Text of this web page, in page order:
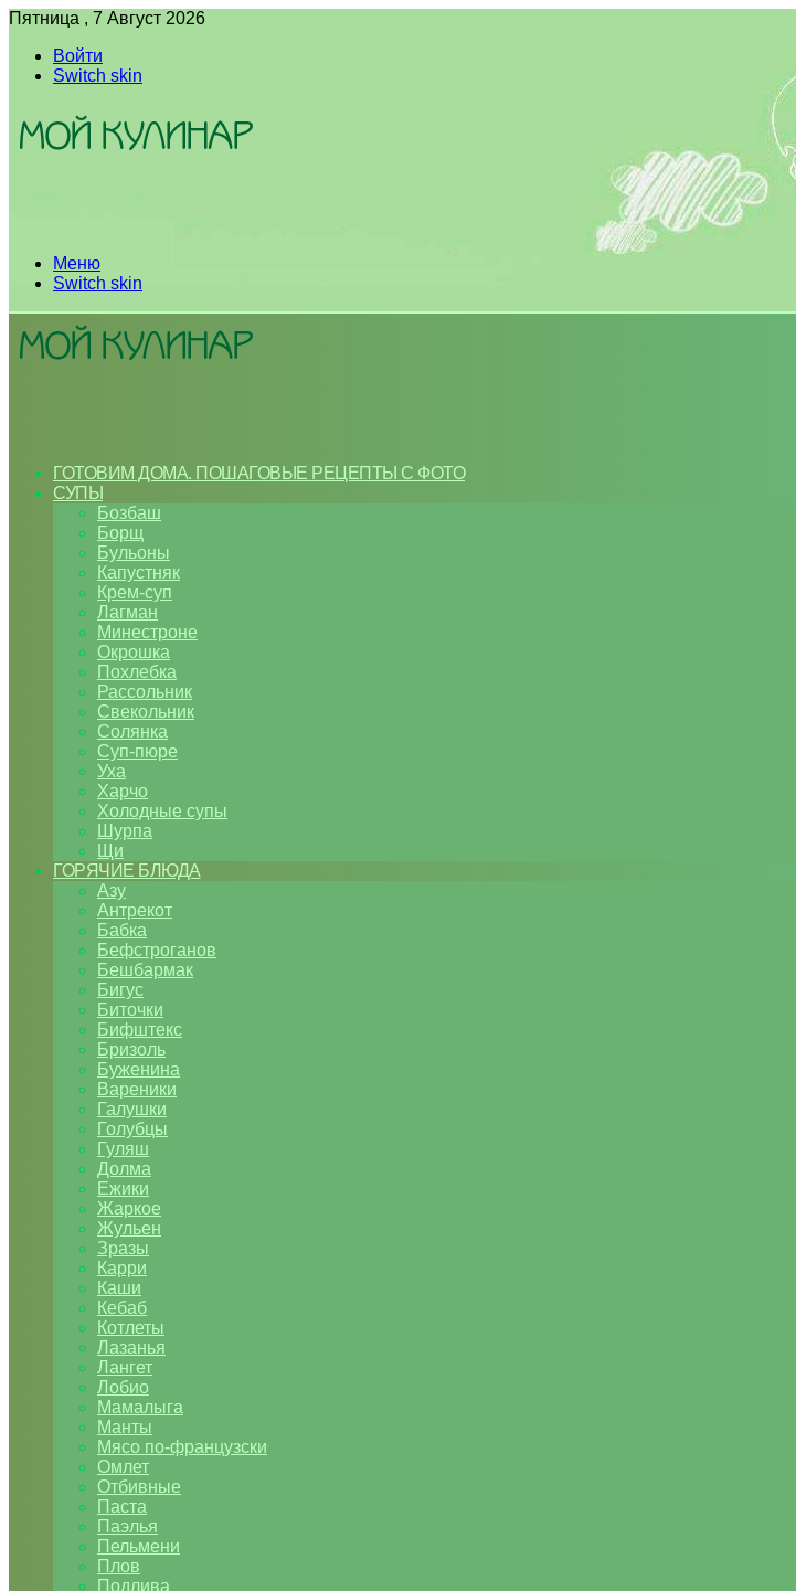
Пятница , 7 Август 2026
Войти
Switch skin
Меню
Switch skin
ГОТОВИМ ДОМА. ПОШАГОВЫЕ РЕЦЕПТЫ С ФОТО
СУПЫ
Бозбаш
Борщ
Бульоны
Капустняк
Крем-суп
Лагман
Минестроне
Окрошка
Похлебка
Рассольник
Свекольник
Солянка
Суп-пюре
Уха
Харчо
Холодные супы
Шурпа
Щи
ГОРЯЧИЕ БЛЮДА
Азу
Антрекот
Бабка
Бефстроганов
Бешбармак
Бигус
Биточки
Бифштекс
Бризоль
Буженина
Вареники
Галушки
Голубцы
Гуляш
Долма
Ежики
Жаркое
Жульен
Зразы
Карри
Каши
Кебаб
Котлеты
Лазанья
Лангет
Лобио
Мамалыга
Манты
Мясо по-французски
Омлет
Отбивные
Паста
Паэлья
Пельмени
Плов
Подлива